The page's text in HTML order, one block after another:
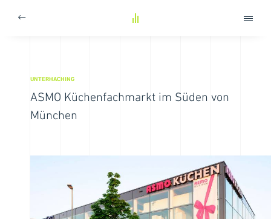
UNTERHACHING
ASMO Küchenfachmarkt im Süden von
München